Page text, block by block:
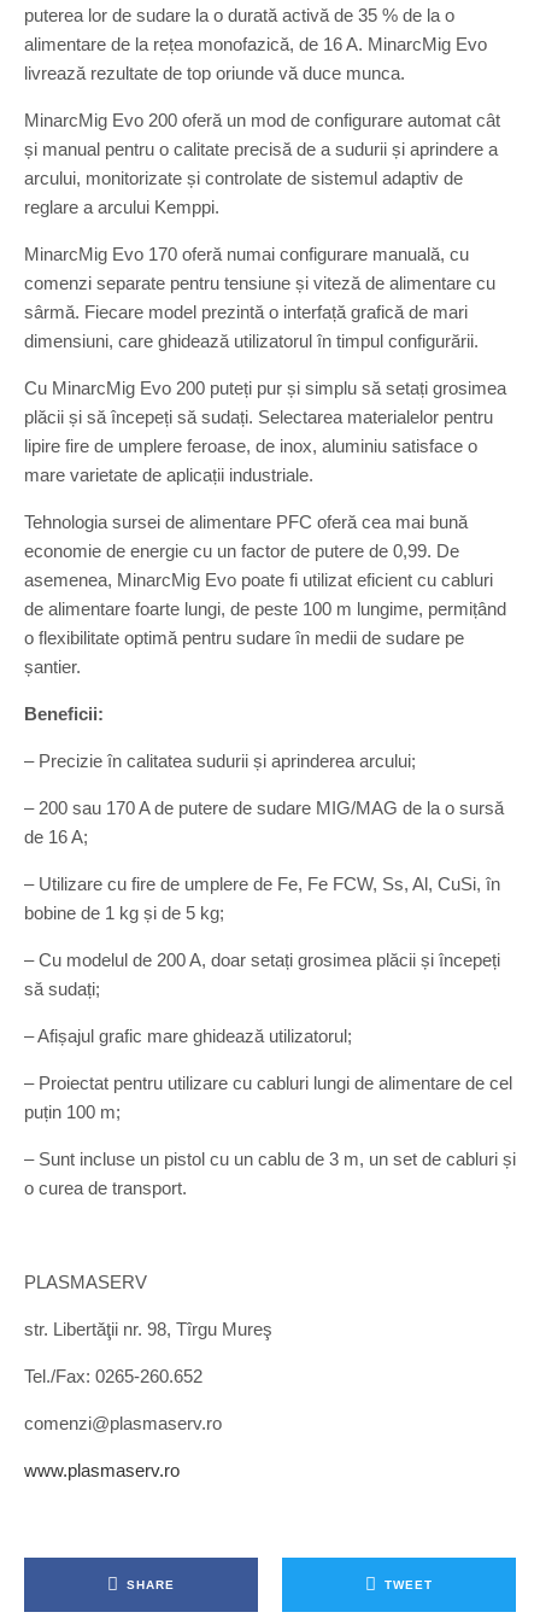
puterea lor de sudare la o durată activă de 35 % de la o
alimentare de la rețea monofazică, de 16 A. MinarcMig Evo
livrează rezultate de top oriunde vă duce munca.
MinarcMig Evo 200 oferă un mod de configurare automat cât
și manual pentru o calitate precisă de a sudurii și aprindere a
arcului, monitorizate și controlate de sistemul adaptiv de
reglare a arcului Kemppi.
MinarcMig Evo 170 oferă numai configurare manuală, cu
comenzi separate pentru tensiune și viteză de alimentare cu
sârmă. Fiecare model prezintă o interfață grafică de mari
dimensiuni, care ghidează utilizatorul în timpul configurării.
Cu MinarcMig Evo 200 puteți pur și simplu să setați grosimea
plăcii și să începeți să sudați. Selectarea materialelor pentru
lipire fire de umplere feroase, de inox, aluminiu satisface o
mare varietate de aplicații industriale.
Tehnologia sursei de alimentare PFC oferă cea mai bună
economie de energie cu un factor de putere de 0,99. De
asemenea, MinarcMig Evo poate fi utilizat eficient cu cabluri
de alimentare foarte lungi, de peste 100 m lungime, permițând
o flexibilitate optimă pentru sudare în medii de sudare pe
șantier.
Beneficii:
– Precizie în calitatea sudurii și aprinderea arcului;
– 200 sau 170 A de putere de sudare MIG/MAG de la o sursă
de 16 A;
– Utilizare cu fire de umplere de Fe, Fe FCW, Ss, Al, CuSi, în
bobine de 1 kg și de 5 kg;
– Cu modelul de 200 A, doar setați grosimea plăcii și începeți
să sudați;
– Afișajul grafic mare ghidează utilizatorul;
– Proiectat pentru utilizare cu cabluri lungi de alimentare de cel
puțin 100 m;
– Sunt incluse un pistol cu un cablu de 3 m, un set de cabluri și
o curea de transport.
PLASMASERV
str. Libertăţii nr. 98, Tîrgu Mureş
Tel./Fax: 0265-260.652
comenzi@plasmaserv.ro
www.plasmaserv.ro
SHARE TWEET